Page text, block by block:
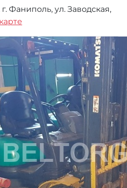
Фаниполь, ул. Заводская,